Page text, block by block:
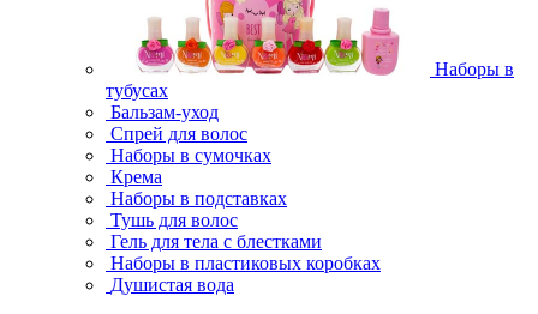
Наборы в
тубусах
Бальзам-уход
Спрей для волос
Наборы в сумочках
Крема
Наборы в подставках
Тушь для волос
Гель для тела с блестками
Наборы в пластиковых коробках
Душистая вода